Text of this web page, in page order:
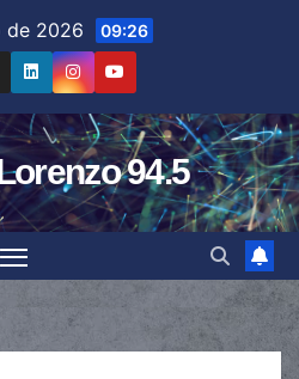
de 2026 09:26
94.5